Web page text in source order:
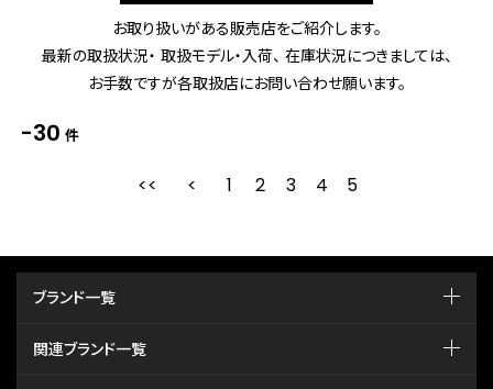
お取り扱いがある販売店をご紹介します。
最新の取扱状況・ 取扱モデル・入荷、 在庫状況につきましては、
お手数ですが各取扱店にお問い合わせ願います。
-30 件
最初 前
1 2 3 4 5
ブランド一覧
関連ブランド一覧